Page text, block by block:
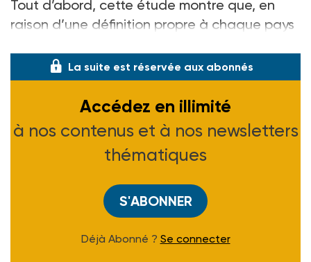
Tout d’abord, cette étude montre que, en
raison d’une définition propre à chaque pays
La suite est réservée aux abonnés
Accédez en illimité
à nos contenus et à nos newsletters
thématiques
S'ABONNER
Déjà Abonné ? Se connecter